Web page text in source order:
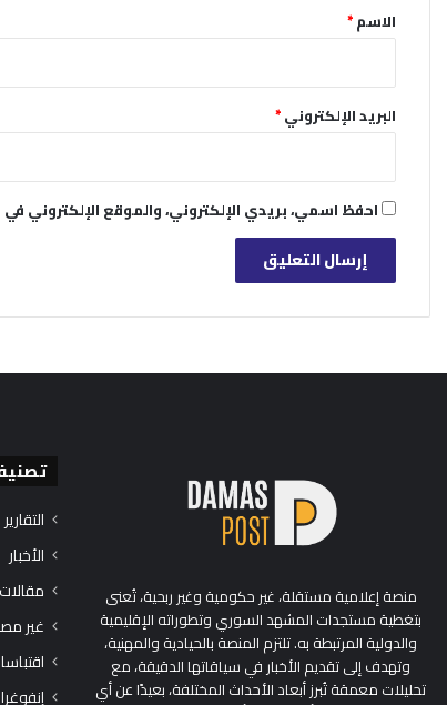
*الاسم*
البريد الإلكتروني*
احفظ اسمي، بريدي الإلكتروني، والموقع الإلكتروني
منصة إعلامية مستقلة، غير حكومية وغير ربحية، تُعنى
بتغطية مستجدات المشهد السوري وتطوراته الإقليمية
والدولية المرتبطة به. تلتزم المنصة بالحيادية والمهنية،
وتهدف إلى تقديم الأخبار في سياقاتها الدقيقة، مع
تحليلات معمقة تُبرز أبعاد الأحداث المختلفة، بعيدًا عن أي
الأخبار
غير